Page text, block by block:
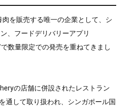
肉を販売する唯一の企業として、シ
、フードデリバリーアプリ
数量限定での発売を重ねてきまし
の店舗に併設されたレストラン
通して取り扱われ、シンガポール国